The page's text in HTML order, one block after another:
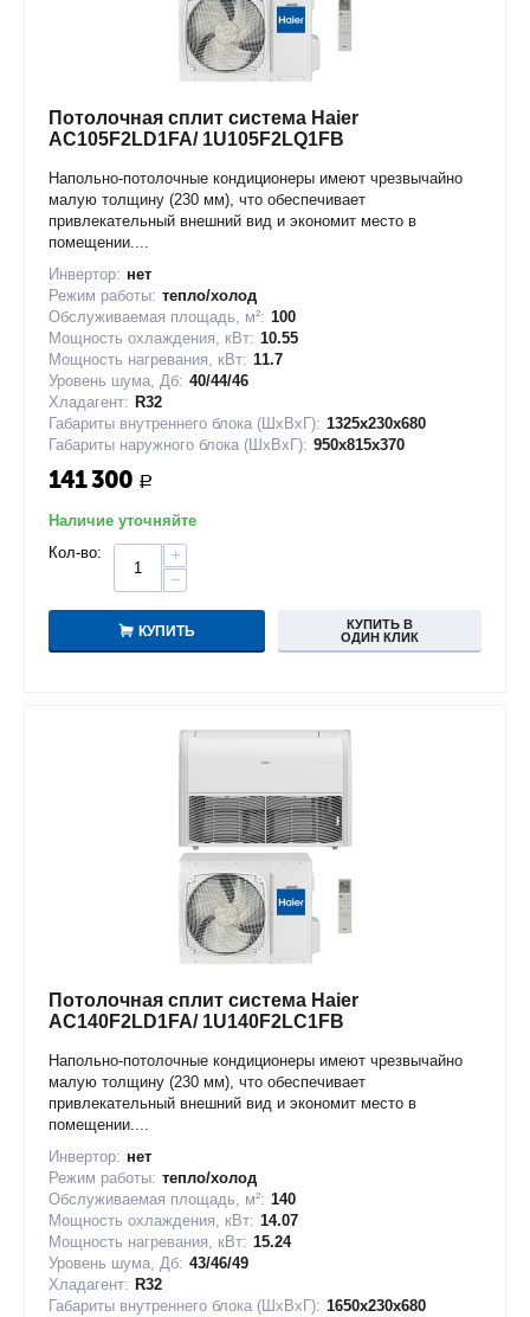
Потолочная сплит система Haier
AC105F2LD1FA/ 1U105F2LQ1FB
Напольно-потолочные кондиционеры имеют чрезвычайно
малую толщину (230 мм), что обеспечивает
привлекательный внешний вид и экономит место в
помещении....
Инвертор: нет
Режим работы: тепло/холод
Обслуживаемая площадь, м²: 100
Мощность охлаждения, кВт: 10.55
Мощность нагревания, кВт: 11.7
Уровень шума, Дб: 40/44/46
Хладагент: R32
Габариты внутреннего блока (ШxВxГ): 1325x230x680
Габариты наружного блока (ШxВxГ): 950x815x370
141 300 Р
Наличие уточняйте
Кол-во:
+
−
КУПИТЬ
КУПИТЬ В
ОДИН КЛИК
Потолочная сплит система Haier
AC140F2LD1FA/ 1U140F2LC1FB
Напольно-потолочные кондиционеры имеют чрезвычайно
малую толщину (230 мм), что обеспечивает
привлекательный внешний вид и экономит место в
помещении....
Инвертор: нет
Режим работы: тепло/холод
Обслуживаемая площадь, м²: 140
Мощность охлаждения, кВт: 14.07
Мощность нагревания, кВт: 15.24
Уровень шума, Дб: 43/46/49
Хладагент: R32
Габариты внутреннего блока (ШxВxГ): 1650x230x680